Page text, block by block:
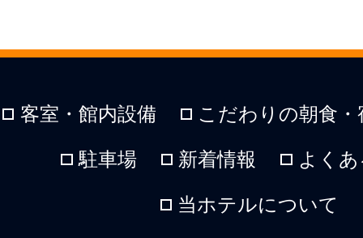
客室・館内設備 こだわりの朝食
駐車場 新着情報 よく
当ホテルについて